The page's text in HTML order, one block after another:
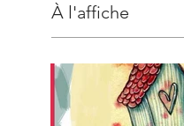
À l'affiche